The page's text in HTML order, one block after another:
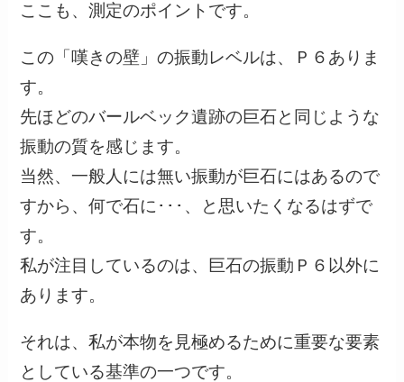
ここも、測定のポイントです。
この「嘆きの壁」の振動レベルは、Ｐ６ありま
す。
先ほどのバールベック遺跡の巨石と同じような
振動の質を感じます。
当然、一般人には無い振動が巨石にはあるので
すから、何で石に･･･、と思いたくなるはずで
す。
私が注目しているのは、巨石の振動Ｐ６以外に
あります。
それは、私が本物を見極めるために重要な要素
としている基準の一つです。